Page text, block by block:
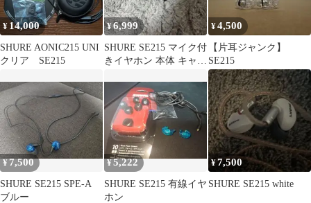
¥ 14,000
SHURE AONIC215 UNI
クリア SE215
¥6,999
SHURE SE215 マイク付
きイヤホン 本体 キャリ
¥4,500
【片耳ジャンク】
SE215
¥7,500
SHURE SE215 SPE-A
ブルー
¥5,222
SHURE SE215 有線イヤ
ホン
¥7,500
SHURE SE215 white